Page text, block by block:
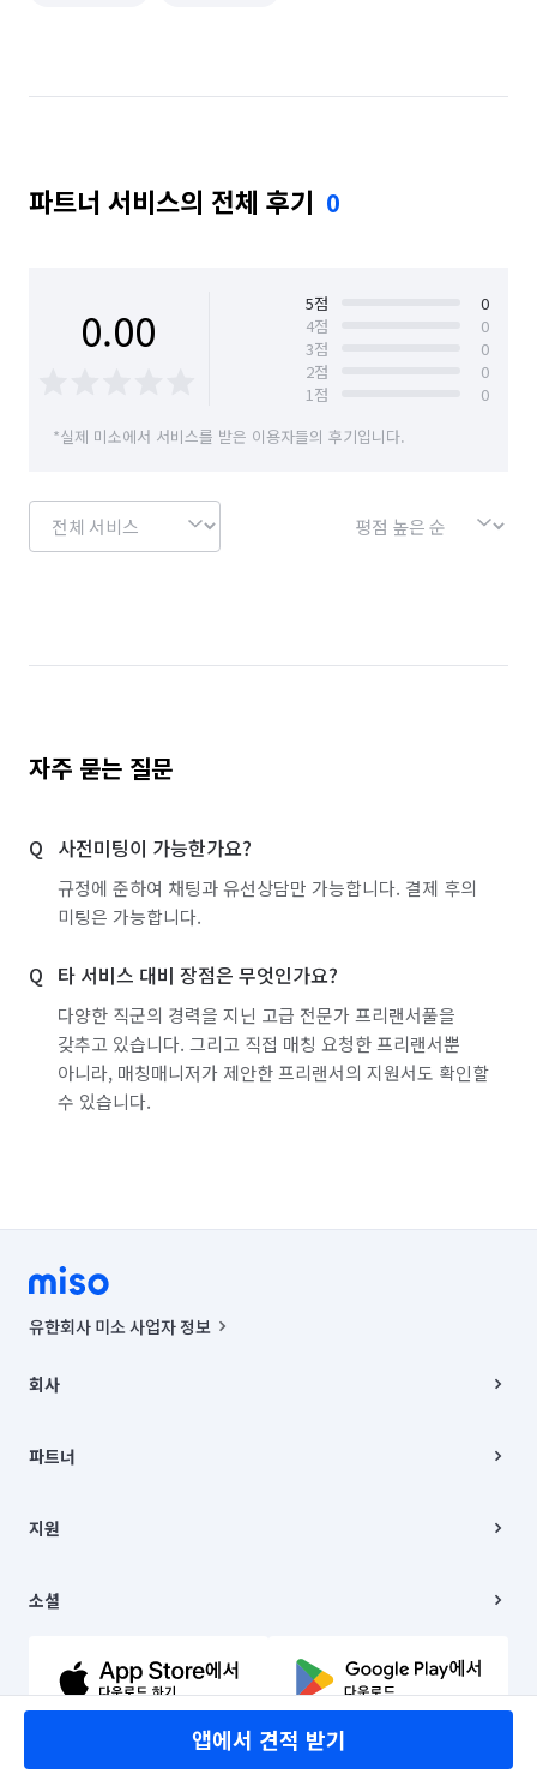
파트너 서비스의 전체 후기 0
0.00 5점
0
4점
0
3점
0
2점
0
1점
0
*실제 미소에서 서비스를 받은 이용자들의 후기입니다.
자주 묻는 질문
사전미팅이 가능한가요?
규정에 준하여 채팅과 유선상담만 가능합니다. 결제 후의
미팅은 가능합니다.
타 서비스 대비 장점은 무엇인가요?
다양한 직군의 경력을 지닌 고급 전문가 프리랜서풀을
갖추고 있습니다. 그리고 직접 매칭 요청한 프리랜서뿐
아니라, 매칭매니저가 제안한 프리랜서의 지원서도 확인할
수 있습니다.
앱에서 견적 받기
유한회사 미소 사업자 정보
00019 |
주소 | 본사: 서울특별시 종로구 율곡로 6(중학동, 트윈트리빌딩) B동 5층
컨택센터 : 서울특별시 종로구 수송동 율곡로 24, 7층, 8층 미소
상품, 상품정보, 거래에 관한 의무와 책임은 거래당사자에게 있습니다.
언론 보도 관련 문의:
© 유한회사 미소. Miso, Inc. All Rights Reserved.
회사
채용
파트너
이사
지원
이용약관
문의하기
소셜
유튜브